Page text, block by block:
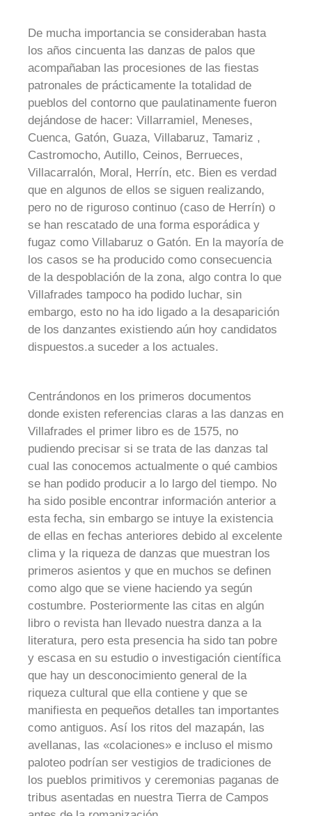
De mucha importancia se consideraban hasta
los años cincuenta las danzas de palos que
acompañaban las procesiones de las fiestas
patronales de prácticamente la totalidad de
pueblos del contorno que paulatinamente fueron
dejándose de hacer: Villarramiel, Meneses,
Cuenca, Gatón, Guaza, Villabaruz, Tamariz ,
Castromocho, Autillo, Ceinos, Berrueces,
Villacarralón, Moral, Herrín, etc. Bien es verdad
que en algunos de ellos se siguen realizando,
pero no de riguroso continuo (caso de Herrín) o
se han rescatado de una forma esporádica y
fugaz como Villabaruz o Gatón. En la mayoría de
los casos se ha producido como consecuencia
de la despoblación de la zona, algo contra lo que
Villafrades tampoco ha podido luchar, sin
embargo, esto no ha ido ligado a la desaparición
de los danzantes existiendo aún hoy candidatos
dispuestos.a suceder a los actuales.
Centrándonos en los primeros documentos
donde existen referencias claras a las danzas en
Villafrades el primer libro es de 1575, no
pudiendo precisar si se trata de las danzas tal
cual las conocemos actualmente o qué cambios
se han podido producir a lo largo del tiempo. No
ha sido posible encontrar información anterior a
esta fecha, sin embargo se intuye la existencia
de ellas en fechas anteriores debido al excelente
clima y la riqueza de danzas que muestran los
primeros asientos y que en muchos se definen
como algo que se viene haciendo ya según
costumbre. Posteriormente las citas en algún
libro o revista han llevado nuestra danza a la
literatura, pero esta presencia ha sido tan pobre
y escasa en su estudio o investigación científica
que hay un desconocimiento general de la
riqueza cultural que ella contiene y que se
manifiesta en pequeños detalles tan importantes
como antiguos. Así los ritos del mazapán, las
avellanas, las «colaciones» e incluso el mismo
paloteo podrían ser vestigios de tradiciones de
los pueblos primitivos y ceremonias paganas de
tribus asentadas en nuestra Tierra de Campos